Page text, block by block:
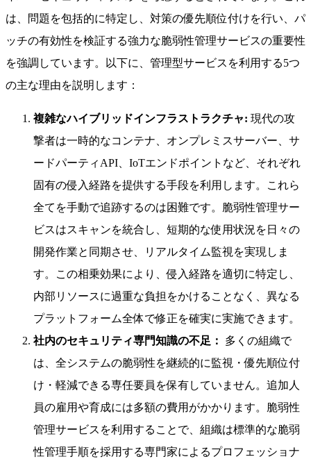
は、問題を包括的に特定し、対策の優先順位付けを行い、パ
ッチの有効性を検証する強力な脆弱性管理サービスの重要性
を強調しています。以下に、管理型サービスを利用する5つ
の主な理由を説明します：
複雑なハイブリッドインフラストラクチャ: 現代の攻
撃者は一時的なコンテナ、オンプレミスサーバー、サ
ードパーティAPI、IoTエンドポイントなど、それぞれ
固有の侵入経路を提供する手段を利用します。これら
全てを手動で追跡するのは困難です。脆弱性管理サー
ビスはスキャンを統合し、短期的な使用状況を日々の
開発作業と同期させ、リアルタイム監視を実現しま
す。この相乗効果により、侵入経路を適切に特定し、
内部リソースに過重な負担をかけることなく、異なる
プラットフォーム全体で修正を確実に実施できます。
社内のセキュリティ専門知識の不足： 多くの組織で
は、全システムの脆弱性を継続的に監視・優先順位付
け・軽減できる専任要員を保有していません。追加人
員の雇用や育成には多額の費用がかかります。脆弱性
管理サービスを利用することで、組織は標準的な脆弱
性管理手順を採用する専門家によるプロフェッショナ